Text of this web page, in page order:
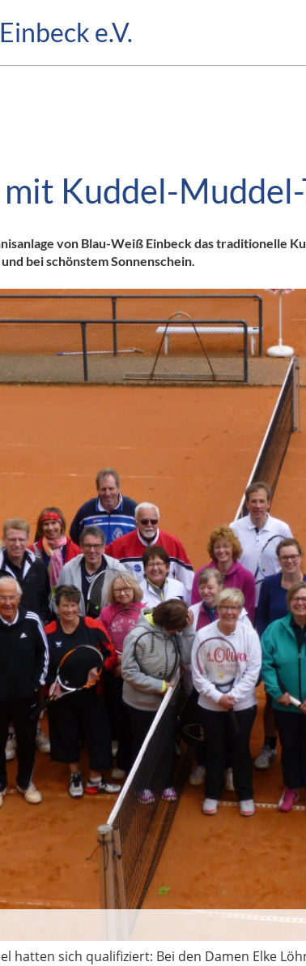
e.V.
Kuddel-
von Blau-Weiß Einbeck das traditionelle
bei schönstem Sonnenschein.
hatten sich qualifiziert: Bei den Damen Elke